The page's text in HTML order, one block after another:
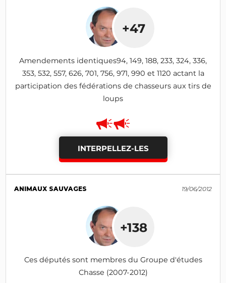
+47
Amendements identiques94, 149, 188, 233, 324, 336,
353, 532, 557, 626, 701, 756, 971, 990 et 1120 actant la
participation des fédérations de chasseurs aux tirs de
loups
INTERPELLEZ-LES
ANIMAUX SAUVAGES 19/06/2012
+138
Ces députés sont membres du Groupe d'études
Chasse (2007-2012)